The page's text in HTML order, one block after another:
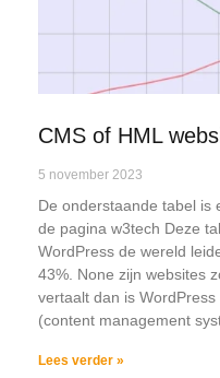
CMS of HML
5 november 2023
De onderstaande tabel is
de pagina w3tech Deze
WordPress de wereld
43%. None zijn websites
vertaalt dan is
(content management
Lees verder »